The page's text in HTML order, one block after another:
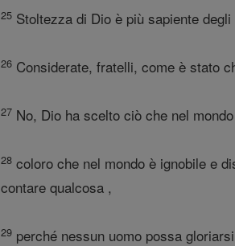
25 Stoltezza di Dio è più sapiente
26 Considerate, fratelli, come è stato
27 No, Dio ha scelto ciò che nel
28 coloro che nel mondo è ignobile e
contare qualcosa ,
29 perché nessun uomo possa